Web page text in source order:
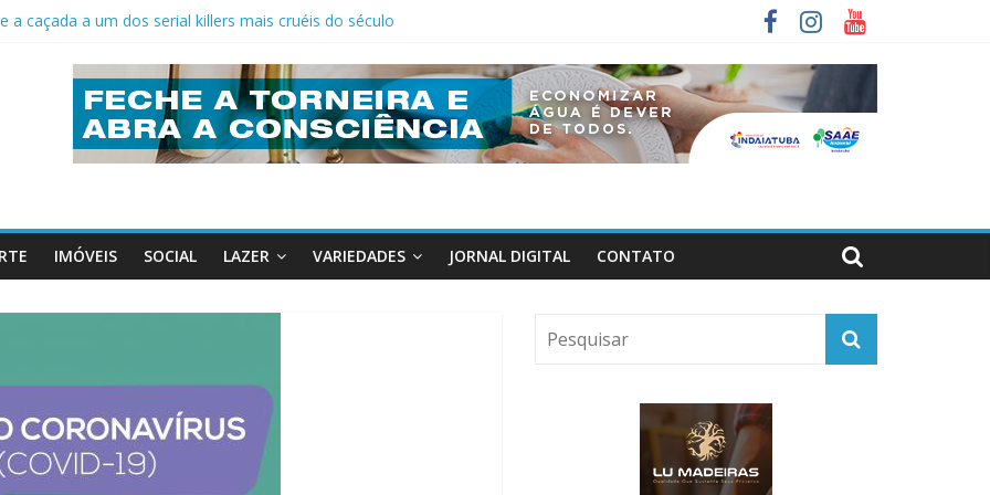
a caçada a um dos serial killers mais cruéis do século
para a Saúde
mais eficiência
Unidos
IMÓVEIS SOCIAL LAZER VARIEDADES JORNAL DIGITAL CONTATO